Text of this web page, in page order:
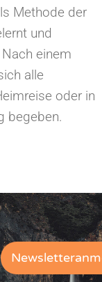
Methode der
und
einem
alle
oder in
begeben.